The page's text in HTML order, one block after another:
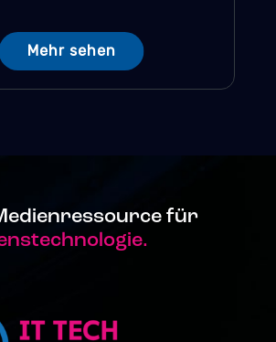
Mehr sehen
für